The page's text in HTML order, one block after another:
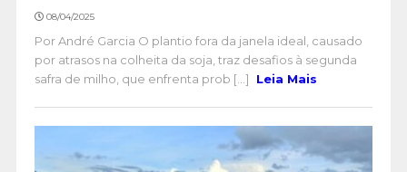
08/04/2025
Por André Garcia O plantio fora da janela ideal, causado
por atrasos na colheita da soja, traz desafios à segunda
safra de milho, que enfrenta prob [...]
Leia Mais